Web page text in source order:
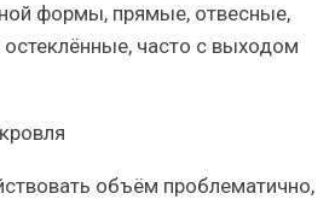
формы, прямые, отвесные,
остеклённые, часто с выходом
объём проблематично,